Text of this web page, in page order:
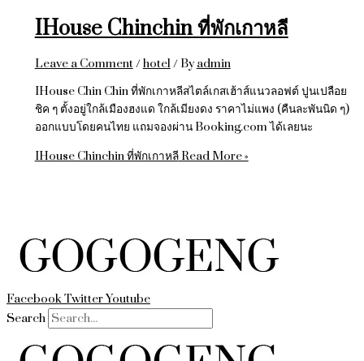
IHouse Chinchin ที่พักเกาหลี
Leave a Comment/hotel/ Byadmin
IHouse Chin Chin ที่พักเกาหลีสไตล์เกสเฮ้าส์แนวลอฟต์ ปูนเปลือย
ชิค ๆ ตั้งอยู่ใกล้เมืองฮงแด ใกล้เมียงดง ราคาไม่แพง (คืนละพันนิด ๆ)
ออกแบบโดยคนไทย แถมจองผ่าน Booking.com ได้เลยนะ
IHouse Chinchin ที่พักเกาหลีRead More »
FacebookTwitterYoutube
Search